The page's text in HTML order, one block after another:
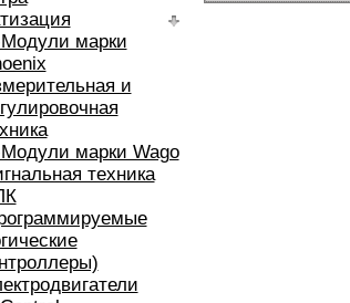
марки
и
марки Wago
техника